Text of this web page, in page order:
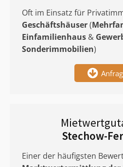
Oft im Einsatz für
Geschäftshäuser(
Einfamilienhaus &
Sonderimmobilien)
Stechow-
Einer der häufigsten